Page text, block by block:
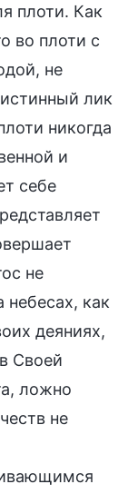
плоти. Как
во плоти с
не
лик
никогда
и
себе
не
небесах, как
деяниях,
Своей
ложно
не